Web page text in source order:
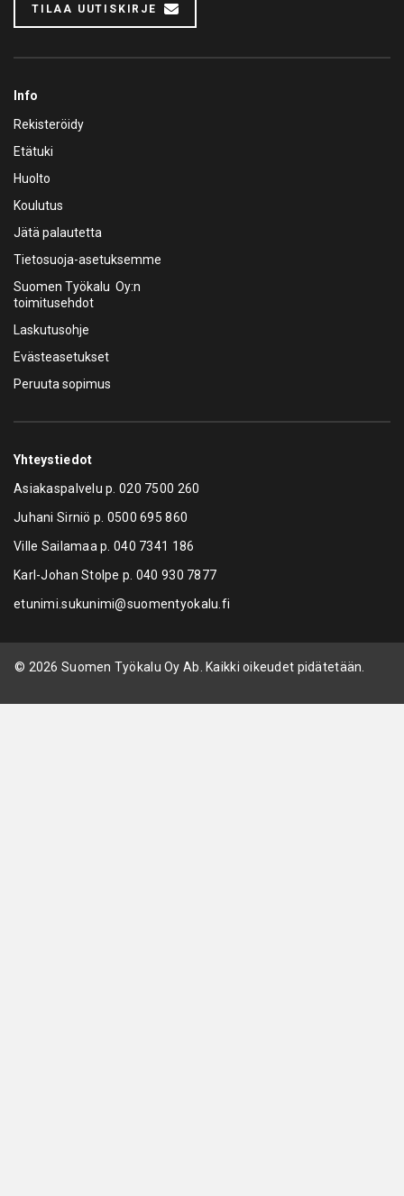
TILAA UUTISKIRJE
Info
Rekisteröidy
Etätuki
Huolto
Koulutus
Jätä palautetta
Tietosuoja-asetuksemme
Suomen Työkalu Oy:n
toimitusehdot
Laskutusohje
Evästeasetukset
Peruuta sopimus
Yhteystiedot
Asiakaspalvelu p.020 7500 260
Juhani Sirniö p. 0500 695 860
Ville Sailamaa p.040 7341 186
Karl-Johan Stolpe p. 040 930 7877
etunimi.sukunimi@suomentyokalu.fi
© 2026 Suomen Työkalu Oy Ab. Kaikki oikeudet pidätetään.